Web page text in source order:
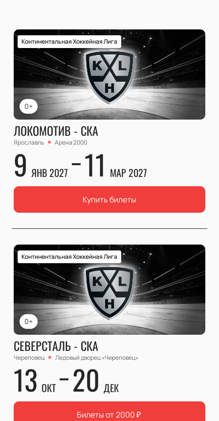
0+
Континентальная Хоккейная Лига
ЛОКОМОТИВ - СКА
Ярославль Арена 2000
9 ЯНВ 2027 11 МАР 2027
Купить билеты
0+
Континентальная Хоккейная Лига
СЕВЕРСТАЛЬ - СКА
Череповец Ледовый дворец «Череповец»
13 ОКТ 20 ДЕК
Билеты от 2000₽